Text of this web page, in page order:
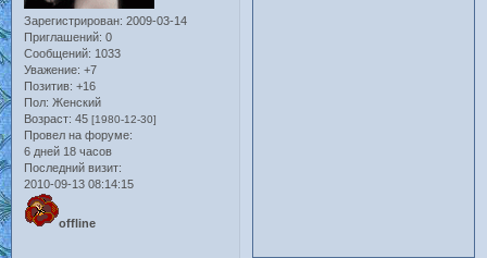
Зарегистрирован: 2009-03-14
Приглашений: 0
Сообщений: 1033
Уважение: +7
Позитив: +16
Пол: Женский
Возраст: 45 [1980-12-30]
Провел на форуме:
6 дней 18 часов
Последний визит:
2010-09-13 08:14:15
offline